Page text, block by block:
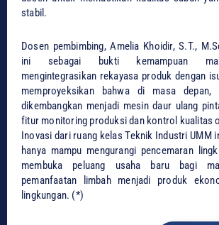
stabil.
​Dosen pembimbing, Amelia Khoidir, S.T.,
ini sebagai bukti kemampuan
mengintegrasikan rekayasa produk dengan
memproyeksikan bahwa di masa
dikembangkan menjadi mesin daur ulang
fitur monitoring produksi dan kontrol kualitas
​Inovasi dari ruang kelas Teknik Industri UMM
hanya mampu mengurangi pencemaran
membuka peluang usaha baru bagi
pemanfaatan limbah menjadi produk
lingkungan. (*)